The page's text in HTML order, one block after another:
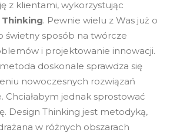
z klientami, wykorzystując
Thinking. Pewnie wielu z Was już o
świetny sposób na twórcze
i projektowanie innowacji.
doskonale sprawdza się
nowoczesnych rozwiązań
Chciałabym jednak sprostować
Design Thinking jest metodyką,
w różnych obszarach